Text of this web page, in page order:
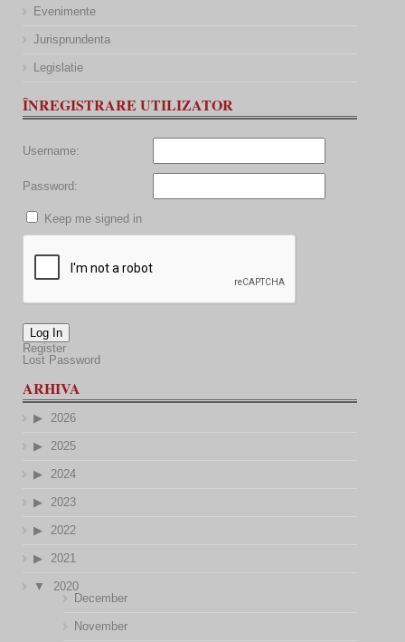
Evenimente
Jurisprundenta
Legislatie
ÎNREGISTRARE UTILIZATOR
Username:
Password:
Keep me signed in
Log In
Register
Lost Password
ARHIVA
2026
2025
2024
2023
2022
2021
2020
December
November